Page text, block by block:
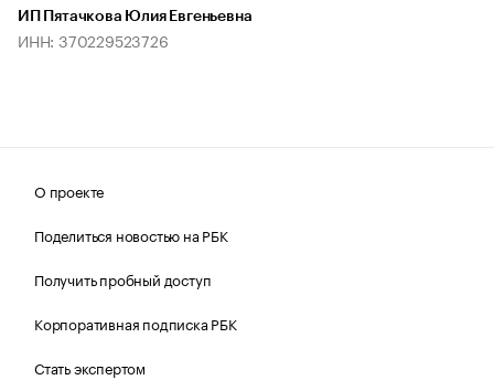
ИП Пятачкова Юлия Евгеньевна
ИНН: 370229523726
О проекте
Поделиться новостью на РБК
Получить пробный доступ
Корпоративная подписка РБК
Стать экспертом